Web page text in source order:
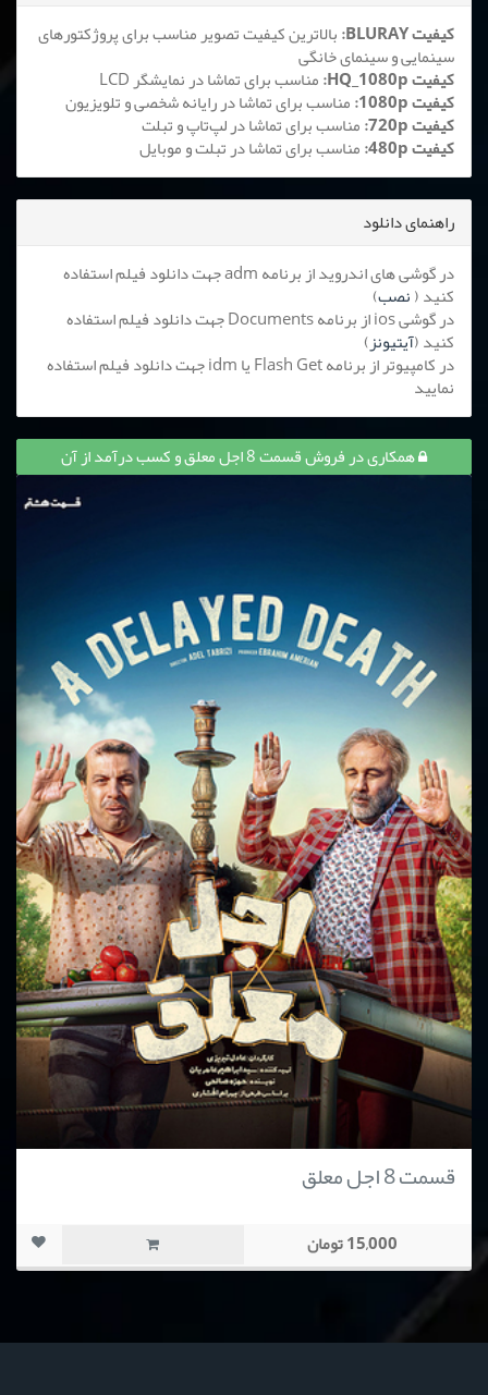
کیفیت BLURAY:
بالاترین کیفیت تصویر مناسب برای پروژکتورهای
سینمایی و سینمای خانگی
کیفیت HQ_1080p: مناسب برای تماشا در نمایشگر LCD
کیفیت 1080p: مناسب برای تماشا در رایانه شخصی و تلویزیون
کیفیت 720p: مناسب برای تماشا در لپ‌تاپ و تبلت
کیفیت 480p: مناسب برای تماشا در تبلت و موبایل
راهنمای دانلود
در گوشی های اندروید از برنامه adm جهت دانلود فیلم استفاده
کنید (نصب)
در گوشی ios از برنامه Documents جهت دانلود فیلم استفاده
کنید (آیتیونز)
در کامپیوتر از برنامه Flash Get یا idm جهت دانلود فیلم استفاده
نمایید
همکاری در فروش قسمت 8 اجل معلق و کسب درآمد از آن
قسمت 8 اجل معلق
15,000 تومان